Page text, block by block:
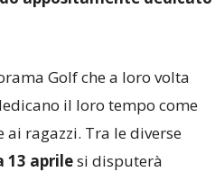
Golf che a loro volta
il loro tempo come
ragazzi. Tra le diverse
13 aprilesi disputerà